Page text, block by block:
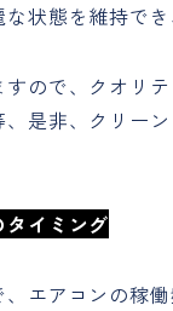
状態を維持でき
ので、クオリ
是非、クリー
イミング
エアコンの稼